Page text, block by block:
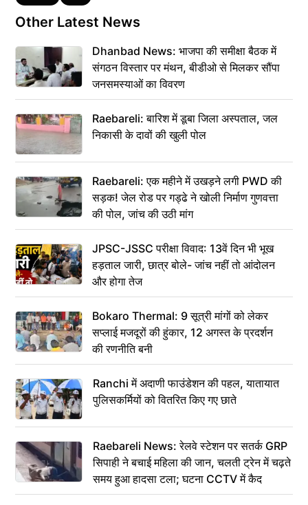
Other Latest News
Dhanbad News: भाजपा की समीक्षा बैठक में
संगठन विस्तार पर मंथन, बीडीओ से मिलकर सौंपा
जनसमस्याओं का विवरण
Raebareli: बारिश में डूबा जिला अस्पताल, जल
निकासी के दावों की खुली पोल
Raebareli: एक महीने में उखड़ने लगी PWD की
सड़क! जेल रोड पर गड्ढे ने खोली निर्माण गुणवत्ता
की पोल, जांच की उठी मांग
JPSC-JSSC परीक्षा विवाद: 13वें दिन भी भूख
हड़ताल जारी, छात्र बोले- जांच नहीं तो आंदोलन
और होगा तेज
Bokaro Thermal: 9 सूत्री मांगों को लेकर
सप्लाई मजदूरों की हुंकार, 12 अगस्त के प्रदर्शन
की रणनीति बनी
Ranchi में अदाणी फाउंडेशन की पहल, यातायात
पुलिसकर्मियों को वितरित किए गए छाते
Raebareli News: रेलवे स्टेशन पर सतर्क GRP
सिपाही ने बचाई महिला की जान, चलती ट्रेन में चढ़ते
समय हुआ हादसा टला; घटना CCTV में कैद